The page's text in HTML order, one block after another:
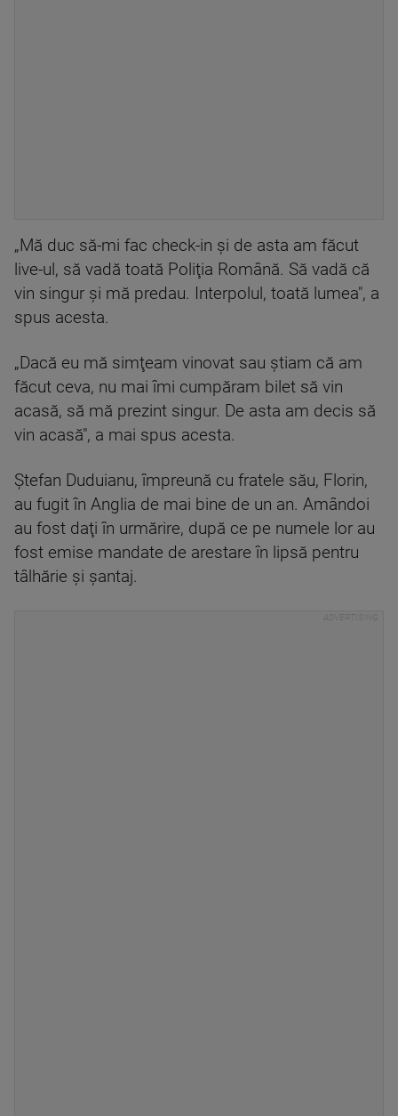
„Mă duc să-mi fac check-in şi de asta am făcut
live-ul, să vadă toată Poliţia Română. Să vadă că
vin singur şi mă predau. Interpolul, toată lumea", a
spus acesta.
„Dacă eu mă simţeam vinovat sau ştiam că am
făcut ceva, nu mai îmi cumpăram bilet să vin
acasă, să mă prezint singur. De asta am decis să
vin acasă", a mai spus acesta.
Ştefan Duduianu, împreună cu fratele său, Florin,
au fugit în Anglia de mai bine de un an. Amândoi
au fost daţi în urmărire, după ce pe numele lor au
fost emise mandate de arestare în lipsă pentru
tâlhărie şi şantaj.